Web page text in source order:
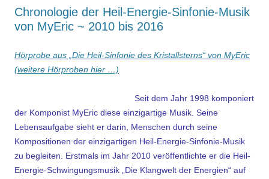
Chronologie der Heil-Energie-Sinfonie-Musik
von MyEric ~ 2010 bis 2016
Hörprobe aus „Die Heil-Sinfonie des Kristallsterns“ von MyEric
(weitere Hörproben hier …)
Seit dem Jahr 1998 komponiert
der Komponist MyEric diese einzigartige Musik. Seine
Lebensaufgabe sieht er darin, Menschen durch seine
Kompositionen der einzigartigen Heil-Energie-Sinfonie-Musik
zu begleiten. Erstmals im Jahr 2010 veröffentlichte er die Heil-
Energie-Schwingungsmusik „Die Klangwelt der Energien“ auf